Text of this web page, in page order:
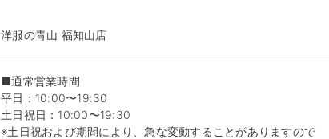
洋服の青山 福知山店
■通常営業時間
平日：10:00〜19:30
土日祝日：10:00〜19:30
※土日祝および期間により、急な変動することがありますので